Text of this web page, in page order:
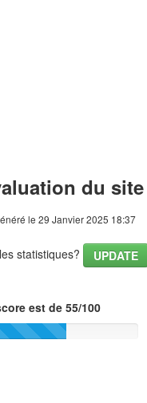
du
le 29 Janvier 2025 18:37
statistiques? UPDATE
est de 55/100